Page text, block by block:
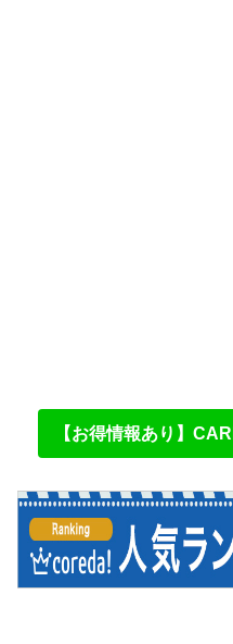
【お得情報あり】